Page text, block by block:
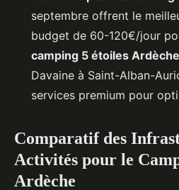
septembre offrent le
budget de 60-120€/jour
camping 5 étoiles
Davaine à Saint-Alban-
services premium pour
Comparatif des
Activités pour le
Ardèche